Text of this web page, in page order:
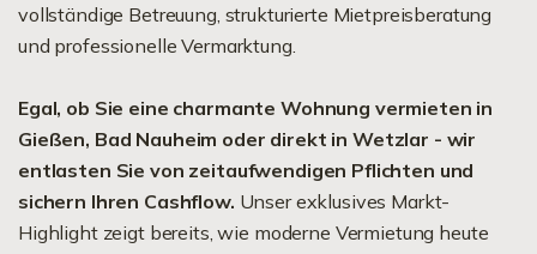
vollständige Betreuung, strukturierte Mietpreisberatung
und professionelle Vermarktung.
Egal, ob Sie eine charmante Wohnung vermieten in
Gießen, Bad Nauheim oder direkt in Wetzlar - wir
entlasten Sie von zeitaufwendigen Pflichten und
sichern Ihren Cashflow. Unser exklusives Markt-
Highlight zeigt bereits, wie moderne Vermietung heute